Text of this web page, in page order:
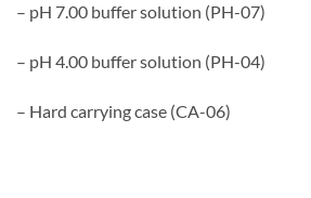
– pH 7.00 buffer solution (PH-07)
– pH 4.00 buffer solution (PH-04)
– Hard carrying case (CA-06)